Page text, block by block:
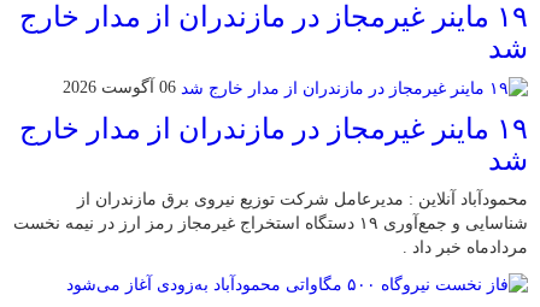
۱۹ ماینر غیرمجاز در مازندران از مدار خارج
شد
06 آگوست 2026
۱۹ ماینر غیرمجاز در مازندران از مدار خارج
شد
محمودآباد آنلاین : مدیرعامل شرکت توزیع نیروی برق مازندران از
شناسایی و جمع‌آوری ۱۹ دستگاه استخراج غیرمجاز رمز ارز در نیمه نخست
مردادماه خبر داد .